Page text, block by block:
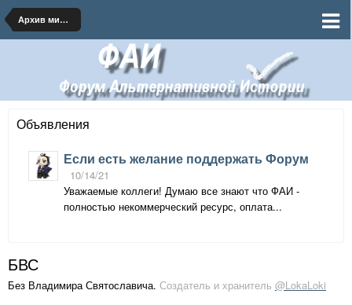
Архив миров
Объявления
Если есть желание поддержать Форум
10/14/21
Уважаемые коллеги! Думаю все знают что ФАИ -
полностью некоммерческий ресурс, оплата...
БВС
Без Владимира Святославича. Создатель и хранитель @LokaLoki